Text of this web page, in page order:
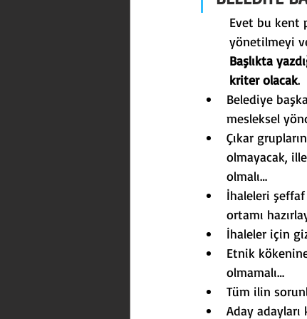
Evet bu kent
yönetilmeyi
Başlıkta
kriter olacak.
Belediye
mesleksel
Çıkar
olmayacak,
olmalı…
İhaleleri
ortamı
İhaleler için
Etnik
olmamalı…
Tüm ilin
Aday